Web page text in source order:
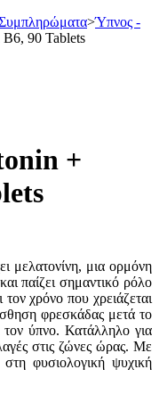
>Ύπνος -
90 Tablets
+
μελατονίνη, μια ορμόνη
παίζει σημαντικό ρόλο
χρόνο που χρειάζεται
φρεσκάδας μετά το
ύπνο. Κατάλληλο για
στις ζώνες ώρας. Με
φυσιολογική ψυχική